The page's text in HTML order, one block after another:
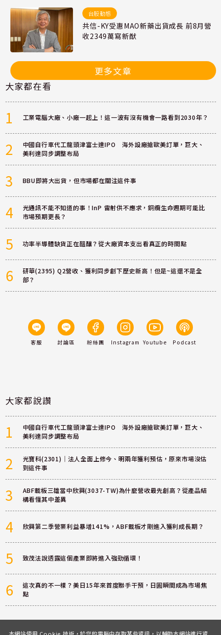
台股動態
共信-KY受惠MAO新藥出貨成長 前8月營
收2349萬寫新猷
更多文章
大家都在看
1 工業電腦大廠、小廠一起上！這一波有沒有機會一路看到2030年？
2
中國自行車代工龍頭津富士達IPO 海外設廠搶歐美訂單，巨大、
美利達同步調整布局
3 BBU即將大出貨，但市場都在關注這件事
4
光通訊不能不知道的事！InP 雷射供不應求，銅纜生命週期可能比
市場預期更長？
5 功率半導體缺貨正在醞釀？從大廠資本支出看真正的時間點
6
研華(2395) Q2營收、獲利同步創下歷史新高！但是~這還不是全
部？
客服 討論區 粉絲團 Instagram Youtube Podcast
大家都說讚
1
中國自行車代工龍頭津富士達IPO 海外設廠搶歐美訂單，巨大、
美利達同步調整布局
2
光寶科(2301)｜法人全面上修今、明兩年獲利預估，原來市場沒估
到這件事
3
ABF載板三雄當中欣興(3037-TW)為什麼營收最先創高？從產品結
構看懂其中差異
4 欣興第二季營業利益暴增141%，ABF載板才剛進入獲利成長期？
5 致茂法說透露這個產業即將進入強勁循環！
6
這次真的不一樣？美日15年來首度聯手干預，日圓瞬間成為市場焦
點